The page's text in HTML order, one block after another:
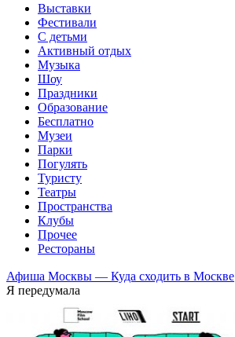
Выставки
Фестивали
С детьми
Активный отдых
Музыка
Шоу
Праздники
Образование
Бесплатно
Музеи
Парки
Погулять
Туристу
Театры
Пространства
Клубы
Прочее
Рестораны
Афиша Москвы — Куда сходить в Москве
Я передумала